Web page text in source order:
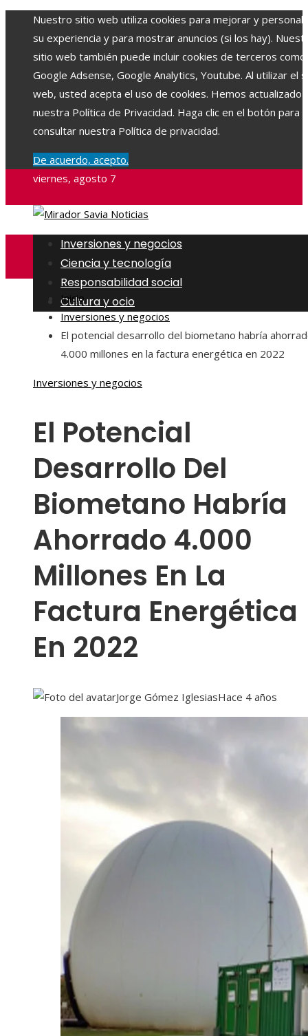
Nuestro sitio web utiliza cookies para mejorar y
su experiencia y para mostrar anuncios (si los hay).
sitio web también puede incluir cookies de terceros como
Google Adsense, Google Analytics, Youtube. Al utilizar el
web, usted acepta el uso de cookies. Hemos actualizado
nuestra Política de Privacidad. Haga clic en el botón para
consultar nuestra Política de privacidad.
De acuerdo, acepto.
viernes, agosto 7
Inversiones y negocios
Ciencia y tecnología
Responsabilidad social
Cultura y ocio
Inicio
Inversiones y negocios
El potencial desarrollo del biometano habría
4.000 millones en la factura energética en 2022
Inversiones y negocios
El Potencial
Desarrollo Del
Biometano Habría
Ahorrado 4.000
Millones En La
Factura Energética
En 2022
Jorge Gómez IglesiasHace 4 años